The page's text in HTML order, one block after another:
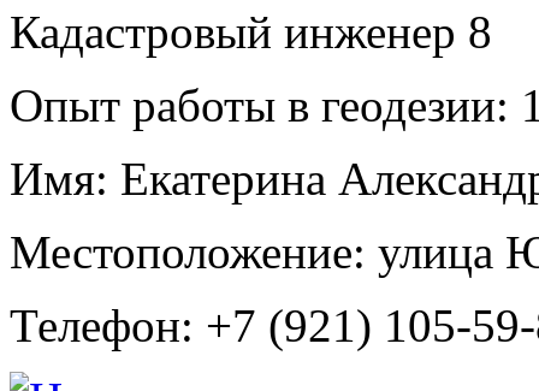
Кадастровый инженер 8
Опыт работы в геодезии:
Имя: Екатерина
Местоположение: улица
Телефон: +7 (921) 105-